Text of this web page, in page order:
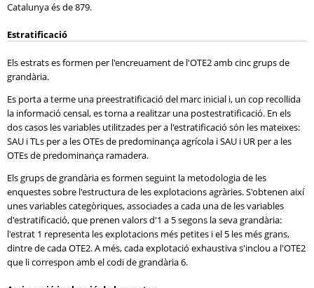
Catalunya és de 879.
Estratificació
Els estrats es formen per l'encreuament de l'OTE2 amb cinc grups de
grandària.
Es porta a terme una preestratificació del marc inicial i, un cop recollida
la informació censal, es torna a realitzar una postestratificació. En els
dos casos les variables utilitzades per a l'estratificació són les mateixes:
SAU i TLs per a les OTEs de predominança agrícola i SAU i UR per a les
OTEs de predominança ramadera.
Els grups de grandària es formen seguint la metodologia de les
enquestes sobre l'estructura de les explotacions agràries. S'obtenen així
unes variables categòriques, associades a cada una de les variables
d'estratificació, que prenen valors d'1 a 5 segons la seva grandària:
l'estrat 1 representa les explotacions més petites i el 5 les més grans,
dintre de cada OTE2. A més, cada explotació exhaustiva s'inclou a l'OTE2
que li correspon amb el codi de grandària 6.